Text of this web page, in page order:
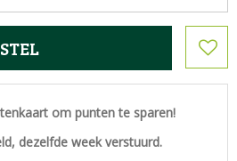
om punten te sparen!
dezelfde week verstuurd.